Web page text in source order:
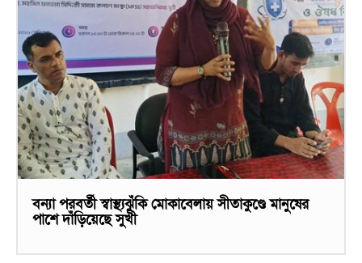
বন্যা পরবর্তী স্বাস্থ্যঝুঁকি মোকাবেলায় সীতাকুণ্ডে মানুষের
পাশে দাঁড়িয়েছে সুখী